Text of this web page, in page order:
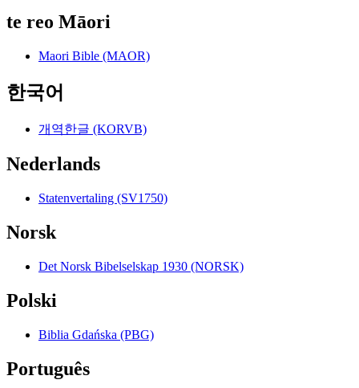
te reo Māori
Maori Bible (MAOR)
한국어
개역한글 (KORVB)
Nederlands
Statenvertaling (SV1750)
Norsk
Det Norsk Bibelselskap 1930 (NORSK)
Polski
Biblia Gdańska (PBG)
Português